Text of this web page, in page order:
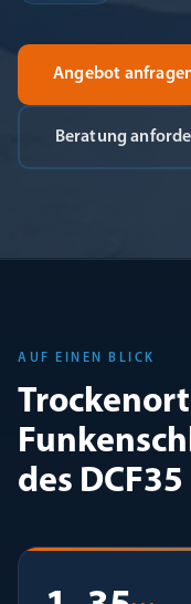
Angebot
Beratung
AUF EINEN BLICK
des DCF35